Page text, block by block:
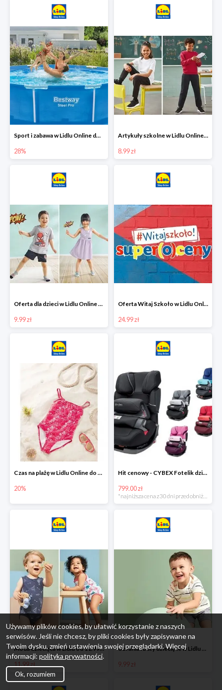
Sport i zabawa w Lidlu Online do -28%
28%
Artykuły szkolne w Lidlu Online od 8,99 zł
8.99 zł
Oferta dla dzieci w Lidlu Online od 9,99 zł
9.99 zł
Oferta Witaj Szkoło w Lidlu Online od 24,99 zł
24.99 zł
Czas na plażę w Lidlu Online do -20%
20%
Hit cenowy - CYBEX Fotelik dziecięcy samochodowy Pallasfix grupa I-III, 9-36 kg
799.00 zł
Moda dziecięca w Lidlu od 11.99 zł
11.99 zł
Ubrania i buty dziecięce w Lidlu Online od 9,99 zł
9.99 zł
Używamy plików cookies, by ułatwić korzystanie z naszych
serwisów. Jeśli nie chcesz, by pliki cookies były zapisywane na
Twoim dysku, zmień ustawienia swojej przeglądarki. Więcej
informacji: polityka prywatności.
Ok, rozumiem